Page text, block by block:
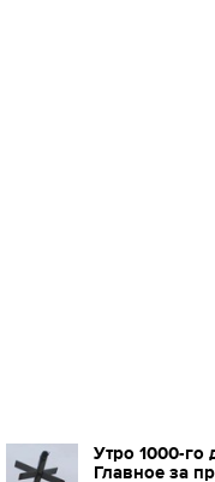
Утро 1000-го
Главное за